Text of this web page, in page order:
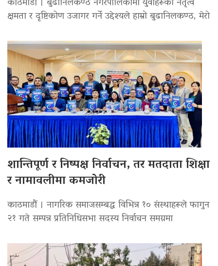
क्षमता र दृष्टिकोण उजागर गर्ने उद्देश्यले हाम्रो बुढानिलकण्ठ, मेरो
शान्तिपूर्ण र निष्पक्ष निर्वाचन, तर मतदाता शिक्षा
र नामावलीमा कमजोरी
काठमाडौं । नागरिक समाजसम्बद्ध विभिन्न १० संस्थाहरूले फागुन
२१ गते सम्पन्न प्रतिनिधिसभा सदस्य निर्वाचन समग्रमा